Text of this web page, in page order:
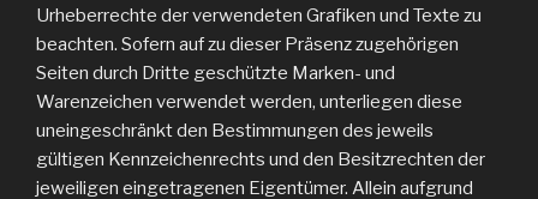
Urheberrechte der verwendeten Grafiken und Texte zu
beachten. Sofern auf zu dieser Präsenz zugehörigen
Seiten durch Dritte geschützte Marken- und
Warenzeichen verwendet werden, unterliegen diese
uneingeschränkt den Bestimmungen des jeweils
gültigen Kennzeichenrechts und den Besitzrechten der
jeweiligen eingetragenen Eigentümer. Allein aufgrund